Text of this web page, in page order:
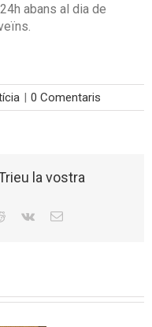
abans al dia de
| 0 Comentaris
la vostra